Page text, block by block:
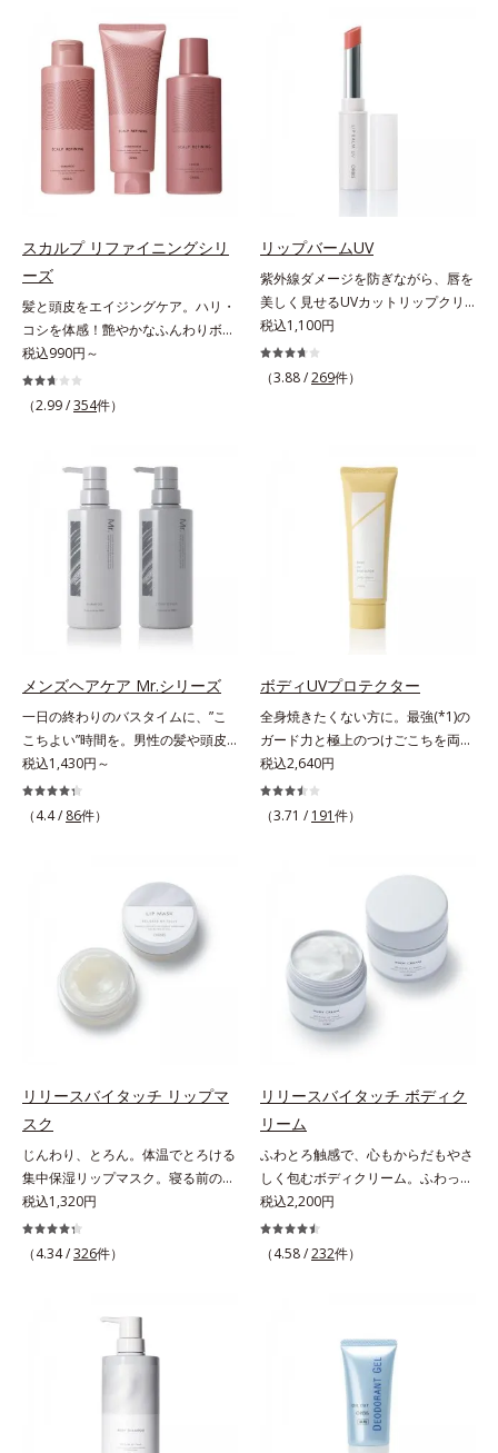
(*4)」を搭載。紫外線を浴びた膜が
厚く強靭に進化することで、紫外線
が強い環境でも汗やくずれから肌を
守り、美容成分(*5)の浸透を促進
(*6)します。有効成分「ナイアシン
アミド」配合。真皮のコラーゲン産
生を促進し今あるシワを改善。メラ
ニンの受け渡しを抑制することで、
プローチ。保湿成分が日中の肌にも
うるおいを与え、明るくなめらかな
肌へ導きます。さらに落ちにくくす
るとキシキシし、塗りごこちを優先
すると膜がくずれやすくなる日焼け
止めのジレンマを解消すべく試作を
重ね、落ちにくくのびのよいみずみ
肌にぴったり密着し、SPF50+・
PA++++という高い紫外線カット力
ながら、白浮きしにくい処方に。シ
ワ改善・美白を叶えながら、紫外線
を味方にしてあなたの肌を守る最高
峰顔用日焼け止めです。*1 メラニ
ンの生成を抑え、シミ・ソバカスを
防ぐ*2 化粧膜のくずれにくさ、肌
ビス内最高の紫外線カットレベル*4
紫外線に瞬時に反応して、膜が厚く
なり始めることおよび表面に新たな
膜ができ始めることで膜が強くくず
れにくくなり、密閉することで保湿
成分を浸透促進すること（角層ま
で）*5 保湿成分*6 角層まで＜使用
洗顔料 ⇒ 化粧水 ⇒ 保湿液 ⇒オル
ビス リンクルブライトUVプロテク
ター N各商品の詳しい情報は商品ペ
ージをご覧ください。・BEAUTY夏
祭りは、こちら
アアイテムのように美容液成分(*2)
を6つも配合。保水してうるおいを
沢にケアします。さらにうるおいを
行き渡らせる浸透力と、うるおいを
キープする保水力を誇る新技術を採
用。髪のうねりを抑え、スタイリン
キ、ラベンダー、ゼラニウムによる
リフレッシュアロマの香りで、バス
ルームがここちよいリラックス空間
に。*1 うねり、パサつき*2 保湿成
分
スカルプ リファイニングシリ
ーズ
髪と頭皮をエイジングケア。ハリ・
コシを体感！艶やかなふんわりボリ
ューム美髪へ。「抜け毛が目立つ」
「ボリュームがない」「ハリ・コシ
がない」という年齢による3大髪悩
ケア(*1)する、オルビスの頭皮ケア
シリーズです。地肌と髪をすこやか
に保つ「3Dプロテクト成分(*2)」
と、うるおったツヤ髪に導く「ブレ
ンドボタニカルエキス(*2)」を配
合。艶やかな、ふんわりボリューム
美髪へ導きます。翌朝の手ぐしで納
得できる、褒められ髪をご体感くだ
こと *2 保湿成分
税込990円～
（2.99 /354件）
リップバームUV
紫外線ダメージを防ぎながら、唇を
美しく見せるUVカットリップクリ
ーム。UV対策を忘れがちな唇に。
紫外線をカットしながら、顔色をパ
ッと明るく見せるUVカットリップ
SPF25・PA++のUVカット効果のあ
るリップクリームで、顔だけでなく
唇もしっかりUV対策しましょう。2
種類の保湿成分（加水分解コラーゲ
ン、ゲットウ葉エキス）を配合して
いるから、カサつき・くすみ(*)など
の乾燥悩みも解決＆うるおい長持
ち。通常色は、どんな肌色にも似合
ケアします。マスクに色移りしにく
いので、気兼ねなく使えます。口紅
の下地としてもおすすめです。
税込1,100円
（3.88 /269件）
メンズヘアケア Mr.シリーズ
一日の終わりのバスタイムに、”こ
こちよい”時間を。男性の髪や頭皮
は汗や余分な皮脂に加え、ハードワ
ックスやスプレーなど性質が異なる
汚れがたまりやすい環境にありま
に負担をかけずに化学成分による汚
れも1度洗いで落とす設計のシャン
プーを実現しました。また、うるお
いを与える「バイオモイスト成分
(*2)」を配合することで、頭皮の油
分と水分のバランスを整え、髪と頭
皮をすこやかに保ちます。さらにコ
グ成分(*3)」を採用し、コーティン
の形状をキープしやすい状態に整
え、スタイリングしやすい髪へ導き
ます。深呼吸したくなる爽やかでや
さしいグリーン＆ハーブの香りで、
毎日をタフに頑張る男性の心を解き
ほぐします。*1 ラウリルグルコシ
な汚れを落とす成分*2 グリチルリ
チン酸２K、アルテロモナス発酵エ
プリリルエーテル＝毛髪の水分・油
税込1,430円～
（4.4 / 86件）
ボディUVプロテクター
全身焼きたくない方に。最強(*1)の
ガード力と極上のつけごこちを両
立。“肌を整える”日焼け止め。絶対
に焼きたくない方に。SPF50+・
PA++++。最強(*1)のガード力を持
ーラ化成の特殊製法「粉体乳化」技
術を使っているから、汗に触れるこ
とで粉体同士が凝集し、膜の強度が
アップ。こすれへの耐性も強く、
UVカット効果の低下を予防しま
す。それでいて、肌にスルスルのび
てピタッと密着するジェル感触で、
毎日使いたくなる極上のつけごこ
キンケア効果も加えました。バリア
とアルニカ花エキス(*3)が、紫外線
ダメージ(*4)にもゆらぎにくいすこ
やかな肌に整え、ローズヒップエキ
ス(*5)と浸透型コラーゲン(*6)が透
明感を引き出し、肌のハリ感をサポ
ートします。スーパーウォータープ
っかりガードします。【ご使用方
法】手に適量をとり、日焼けを防ぎ
たい部分に、塗布後すぐに少量ずつ
ムラなくのばします。顔にもご使用
いただけますが、より美しい仕上が
税込2,640円
（3.71 / 191件）
リリースバイタッチ リップマ
スク
じんわり、とろん。体温でとろける
集中保湿リップマスク。寝る前のひ
と塗りでやわらかな唇へ。集中保湿
リップマスクです。バームのような
固めのテクスチャーが体温でじんわ
成分配合で、乾燥にゆらがない唇に
整えます。寝る前に塗れば、翌朝の
コンディションが段違い！ 寝なが
ら、メイク映えするしっとりやわら
か唇を実現します。【ご使用方法】
税込1,320円
（4.34 /326件）
リリースバイタッチ ボディク
リーム
ふわとろ触感で、心もからだもやさ
しく包むボディクリーム。ふわっと
軽やかで、ぽよっと弾むユニーク触
感。なじませると摩擦と皮膚温でほ
どけるボディクリームです。うっと
肌に。加水分解ヒアルロン酸配合。
浸透性と水分保持力のWのうるおい
ベールで、乾燥を寄せつけないもち
肌ボディを長時間キープします。
【ご使用方法】お風呂上がりなどの
税込2,200円
（4.58 /232件）